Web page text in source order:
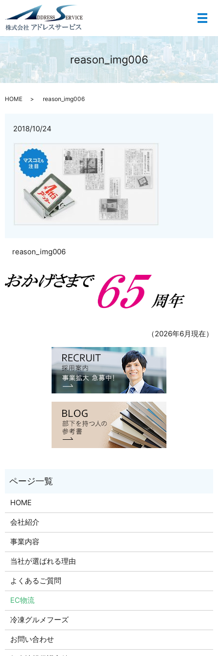
メ
reason_img006
HOME reason_img006
2018/10/24
reason_img006
（2026年6月現在）
HOME
会社紹介
事業内容
当社が選ばれる理由
よくあるご質問
EC物流
冷凍グルメフーズ
お問い合わせ